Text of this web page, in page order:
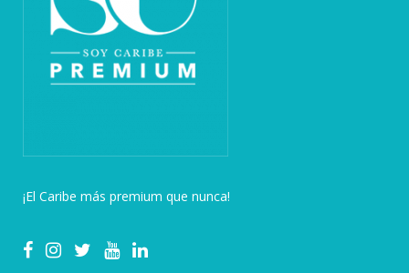
¡El Caribe más premium que nunca!